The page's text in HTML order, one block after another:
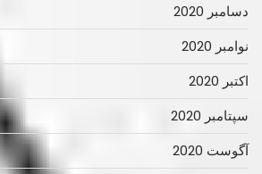
دسامبر 2020
نوامبر 2020
اکتبر 2020
سپتامبر 2020
آگوست 2020